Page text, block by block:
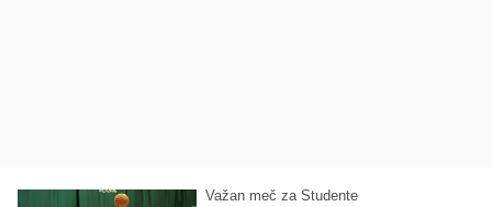
Važan meč za Studente